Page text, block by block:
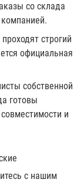
со склада
строгий
официальная
собственной
готовы
и
с нашим